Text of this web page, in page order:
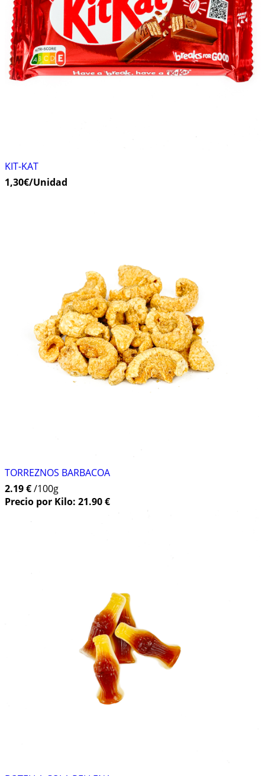
KIT-KAT
1,30€/Unidad
TORREZNOS BARBACOA
2.19 €/100g
Precio por Kilo: 21.90 €